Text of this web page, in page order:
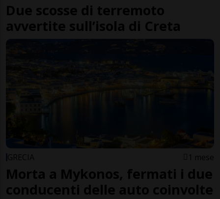
Due scosse di terremoto
avvertite sull’isola di Creta
GRECIA 1 mese
Morta a Mykonos, fermati i due
conducenti delle auto coinvolte